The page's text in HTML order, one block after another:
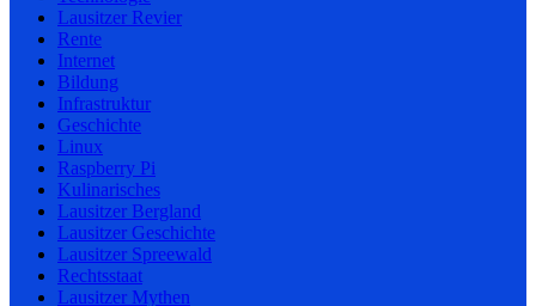
Lausitzer Revier
Rente
Internet
Bildung
Infrastruktur
Geschichte
Linux
Raspberry Pi
Kulinarisches
Lausitzer Bergland
Lausitzer Geschichte
Lausitzer Spreewald
Rechtsstaat
Lausitzer Mythen